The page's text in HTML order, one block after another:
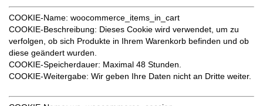
COOKIE-Name: woocommerce_items_in_cart
COOKIE-Beschreibung: Dieses Cookie wird verwendet, um zu
verfolgen, ob sich Produkte in Ihrem Warenkorb befinden und ob
diese geändert wurden.
COOKIE-Speicherdauer: Maximal 48 Stunden.
COOKIE-Weitergabe: Wir geben Ihre Daten nicht an Dritte weiter.